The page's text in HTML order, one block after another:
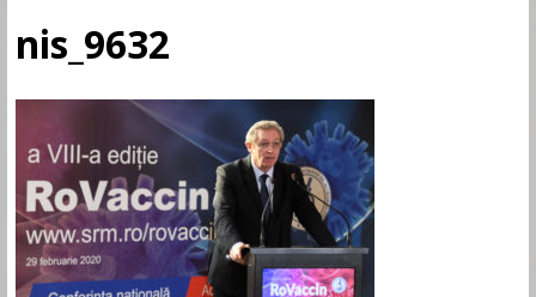
nis_9632